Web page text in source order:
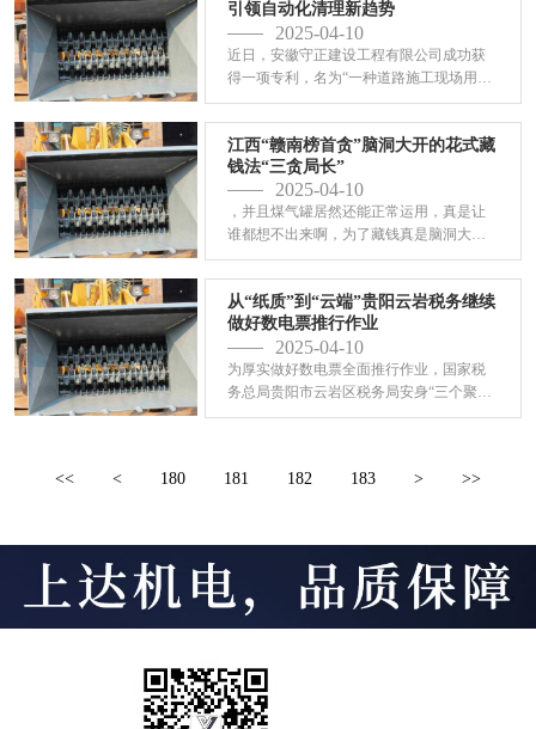
引领自动化清理新趋势
2025-04-10
近日，安徽守正建设工程有限公司成功获
得一项专利，名为“一种道路施工现场用可
移动式环保除尘设施”，...
江西“赣南榜首贪”脑洞大开的花式藏
钱法“三贪局长”
2025-04-10
，并且煤气罐居然还能正常运用，真是让
谁都想不出来啊，为了藏钱真是脑洞大
开，乃至这人还妄图对立查询...
从“纸质”到“云端”贵阳云岩税务继续
做好数电票推行作业
2025-04-10
为厚实做好数电票全面推行作业，国家税
务总局贵阳市云岩区税务局安身“三个聚
集”，构建“1+1+1”...
<< < 180 181 182 183 > >>